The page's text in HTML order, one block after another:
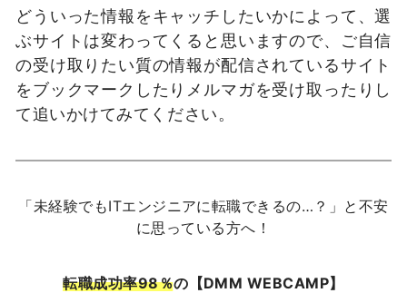
どういった情報をキャッチしたいかによって、選
ぶサイトは変わってくると思いますので、ご自信
の受け取りたい質の情報が配信されているサイト
をブックマークしたりメルマガを受け取ったりし
て追いかけてみてください。
「未経験でもITエンジニアに転職できるの…？」と不安
に思っている方へ！
転職成功率98％の【DMM WEBCAMP】